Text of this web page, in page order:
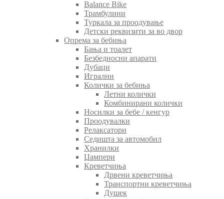
Balance Bike
Трамбулини
Туркала за проодување
Детски реквизити за во двор
Опрема за бебиња
Бања и тоалет
Безбедносни апарати
Дубаци
Игрални
Колички за бебиња
Летни колички
Комбинирани колички
Носилки за бебе / кенгур
Проодувалки
Релаксатори
Седишта за автомобил
Хранилки
Џампери
Креветчиња
Дрвени креветчиња
Транспортни креветчиња
Душек